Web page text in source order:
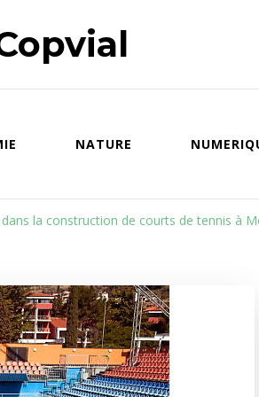
NATURE
la construction de courts de tennis à